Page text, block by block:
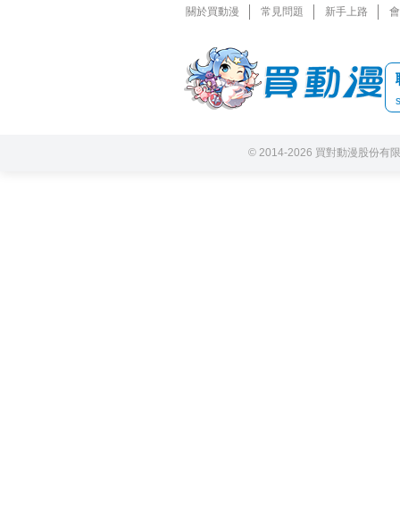
關於買動漫 常見問題 新手上路
© 2014-2026 買對動漫股份有